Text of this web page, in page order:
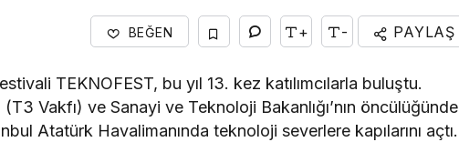
BEĞEN + - PAYLAŞ
TEKNOFEST, bu yıl 13. kez katılımcılarla buluştu.
Vakfı) ve Sanayi ve Teknoloji Bakanlığı’nın öncülüğünde
Atatürk Havalimanında teknoloji severlere kapılarını açtı.